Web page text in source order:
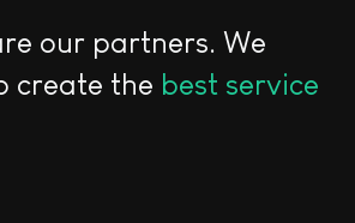
our partners. We
create the best service